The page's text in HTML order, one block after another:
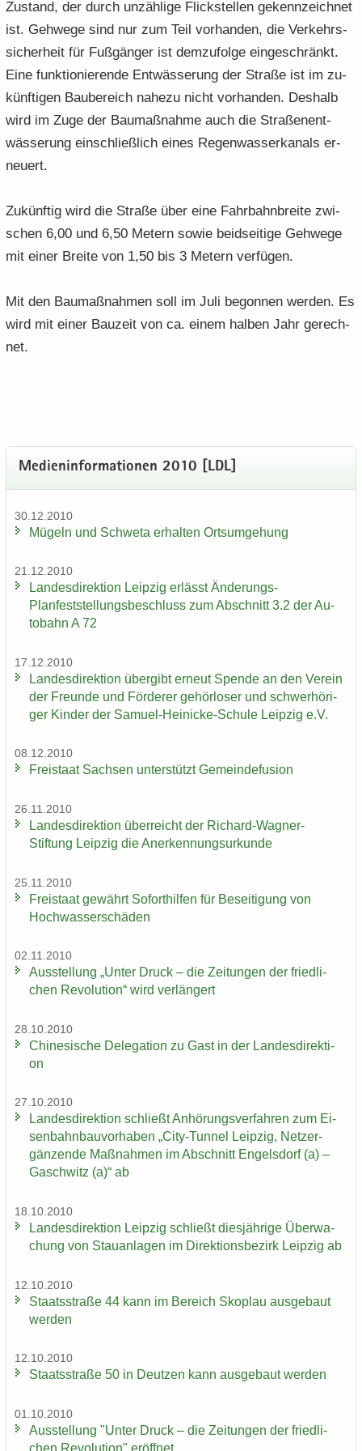
Zu­stand, der durch un­zäh­li­ge Flick­stel­len ge­kenn­zeich­net
ist. Geh­we­ge sind nur zum Teil vor­han­den, die Ver­kehrs­
si­cher­heit für Fuß­gän­ger ist dem­zu­fol­ge ein­ge­schränkt.
Eine funk­tio­nie­ren­de Ent­wäs­se­rung der Stra­ße ist im zu­
künf­ti­gen Bau­be­reich na­he­zu nicht vor­han­den. Des­halb
wird im Zuge der Bau­maß­nah­me auch die Stra­ßen­ent­
wäs­se­rung ein­schließ­lich eines Re­gen­was­ser­ka­nals er­
neu­ert.
Zu­künf­tig wird die Stra­ße über eine Fahr­bahn­brei­te zwi­
schen 6,00 und 6,50 Me­tern sowie beid­sei­ti­ge Geh­we­ge
mit einer Brei­te von 1,50 bis 3 Me­tern ver­fü­gen.
Mit den Bau­maß­nah­men soll im Juli be­gon­nen wer­den. Es
wird mit einer Bau­zeit von ca. einem hal­ben Jahr ge­rech­
net.
Me­di­en­in­for­ma­tio­nen 2010 [LDL]
30.12.2010
Mü­geln und Schwe­ta er­hal­ten Orts­um­ge­hung
21.12.2010
Lan­des­di­rek­ti­on Leip­zig er­lässt Änderungs-​
Planfeststellungsbeschluss zum Ab­schnitt 3.2 der Au­
to­bahn A 72
17.12.2010
Lan­des­di­rek­ti­on über­gibt er­neut Spen­de an den Ver­ein
der Freun­de und För­de­rer ge­hör­lo­ser und schwer­hö­ri­
ger Kin­der der Samuel-​Heinicke-Schule Leip­zig e.V.
08.12.2010
Frei­staat Sach­sen un­ter­stützt Ge­mein­de­fu­si­on
26.11.2010
Lan­des­di­rek­ti­on über­reicht der Richard-​Wagner-
Stiftung Leip­zig die An­er­ken­nungs­ur­kun­de
25.11.2010
Frei­staat ge­währt So­fort­hil­fen für Be­sei­ti­gung von
Hoch­was­ser­schä­den
02.11.2010
Aus­stel­lung „Unter Druck – die Zei­tun­gen der fried­li­
chen Re­vo­lu­ti­on“ wird ver­län­gert
28.10.2010
Chi­ne­si­sche De­le­ga­ti­on zu Gast in der Lan­des­di­rek­ti­
on
27.10.2010
Lan­des­di­rek­ti­on schließt An­hö­rungs­ver­fah­ren zum Ei­
sen­bahn­bau­vor­ha­ben „City-​Tunnel Leip­zig, Netz­er­
gän­zen­de Maß­nah­men im Ab­schnitt En­gels­dorf (a) –
Gaschwitz (a)“ ab
18.10.2010
Lan­des­di­rek­ti­on Leip­zig schließt dies­jäh­ri­ge Über­wa­
chung von Stau­an­la­gen im Di­rek­ti­ons­be­zirk Leip­zig ab
12.10.2010
Staats­stra­ße 44 kann im Be­reich Sko­plau aus­ge­baut
wer­den
12.10.2010
Staats­stra­ße 50 in Deut­zen kann aus­ge­baut wer­den
01.10.2010
Aus­stel­lung "Unter Druck – die Zei­tun­gen der fried­li­
chen Re­vo­lu­ti­on" er­öff­net